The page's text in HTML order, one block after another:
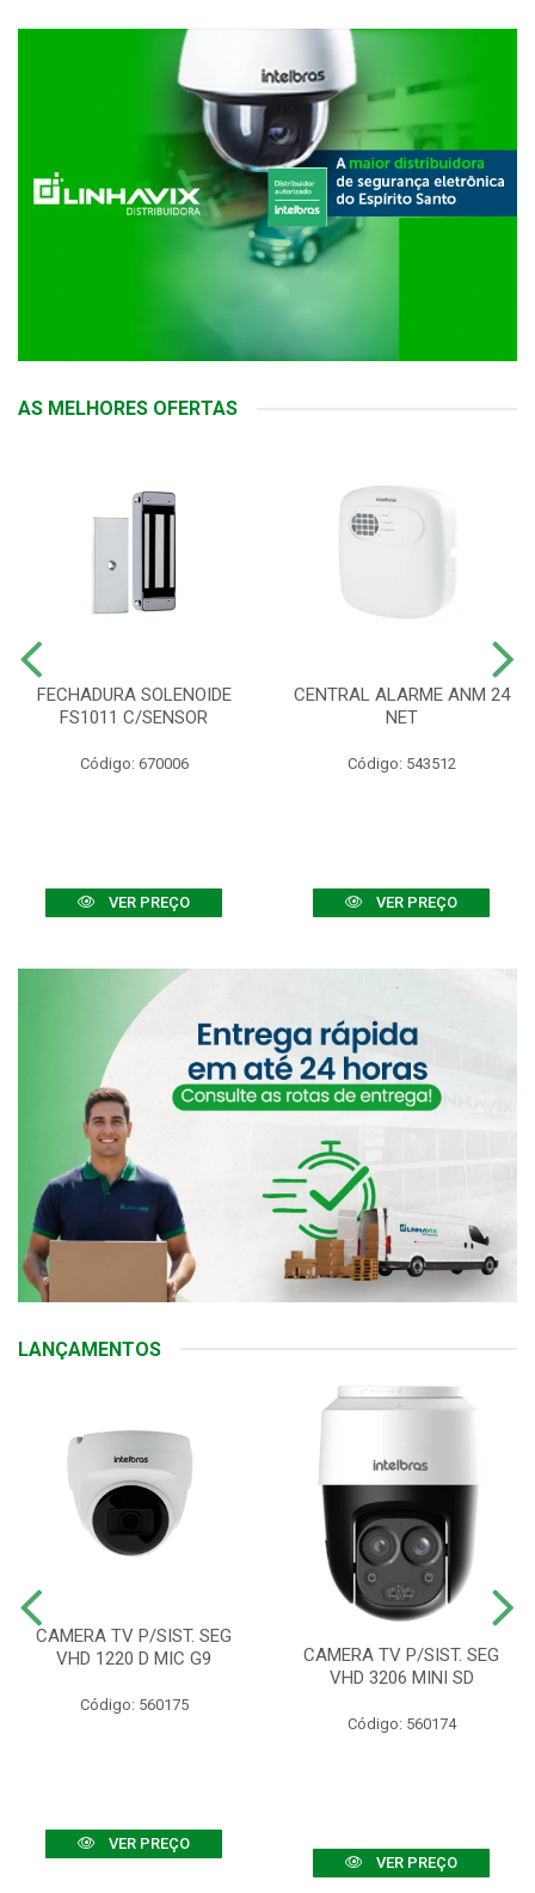
AS MELHORES OFERTAS
FECHADURA SOLENOIDE
FS1011 C/SENSOR
Código: 670006
VER PREÇO
CENTRAL ALARME ANM 24
NET
Código: 543512
VER PREÇO
LANÇAMENTOS
CAMERA TV P/SIST. SEG
VHD 1220 D MIC G9
Código: 560175
VER PREÇO
CAMERA TV P/SIST. SEG
VHD 3206 MINI SD
Código: 560174
VER PREÇO